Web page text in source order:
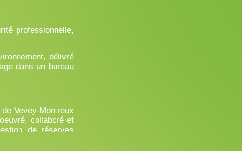
professionnelle,
délivré
dans un bureau
Vevey-Montreux
collaboré et
de réserves